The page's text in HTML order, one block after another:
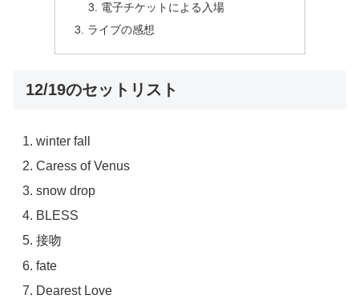
電子チケットによる入場
ライブの感想
12/19のセットリスト
winter fall
Caress of Venus
snow drop
BLESS
接吻
fate
Dearest Love